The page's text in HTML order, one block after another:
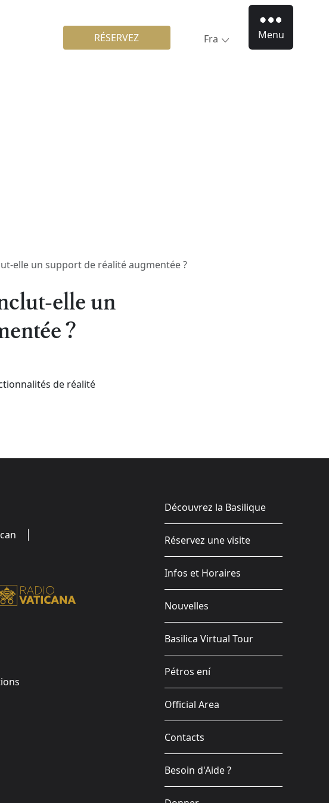
RÉSERVEZ Fra Menu
elle un support de réalité augmentée ?
elle un
?
de réalité
Découvrez la Basilique
Réservez une visite
Infos et Horaires
Nouvelles
Basilica Virtual Tour
Pétros ení
Official Area
Contacts
Besoin d'Aide ?